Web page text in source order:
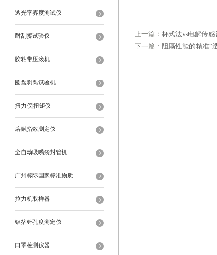
透光率雾度测试仪
耐刮擦试验仪
胶粘带压滚机
圆盘剥离试验机
扭力仪|扭矩仪
熔融指数测定仪
全自动吸嘴袋封管机
广州标际国家标准物质
拉力机取样器
铝箔针孔度测定仪
口罩检测仪器
上一篇： 杯式法vs电解传
下一篇： 阻隔性能的精准“